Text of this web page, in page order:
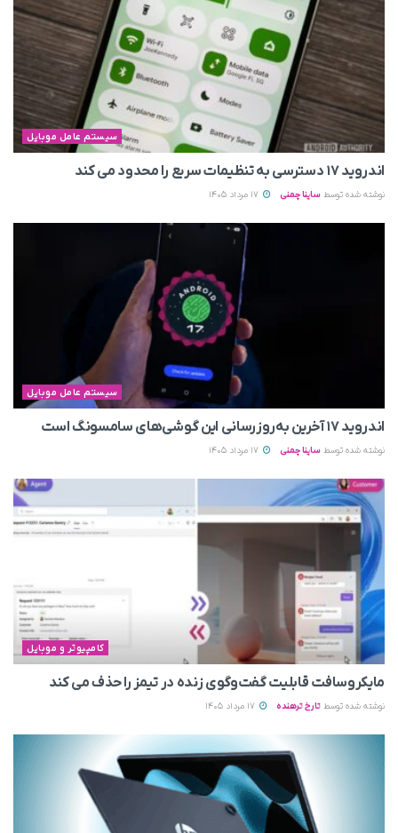
سیستم عامل موبایل
اندروید ۱۷ دسترسی به تنظیمات سریع را محدود می‌ کند
نوشته شده توسط ساینا چمنی
سیستم عامل موبایل
اندروید ۱۷ آخرین به‌روزرسانی این گوشی‌های سامسونگ است
نوشته شده توسط ساینا چمنی
کامپیوتر و موبایل
مایکروسافت قابلیت گفت‌وگوی زنده در تیمز را حذف می‌ کند
نوشته شده توسط تارخ ترهنده